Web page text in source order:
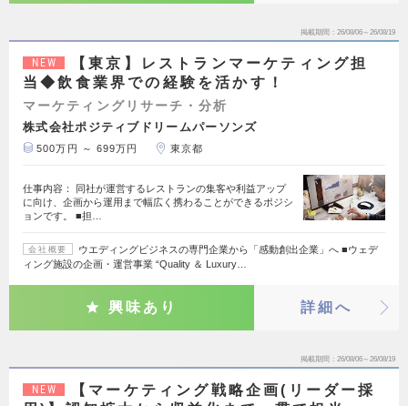
掲載期間 26/08/06～26/08/19
NEW
【東京】レストランマーケティング担
当◆飲食業界での経験を活かす！
マーケティングリサーチ・分析
株式会社ポジティブドリームパーソンズ
500万円 ～ 699万円 東京都
仕事内容： 同社が運営するレストランの集客や利益アップ
に向け、企画から運用まで幅広く携わることができるポジシ
ョンです。 ■担…
会社概要
ウエディングビジネスの専門企業から「感動創出企業」へ ■ウェデ
ィング施設の企画・運営事業 “Quality ＆ Luxury…
興味あり 詳細へ
掲載期間 26/08/06～26/08/19
NEW
【マーケティング戦略企画(リーダー採